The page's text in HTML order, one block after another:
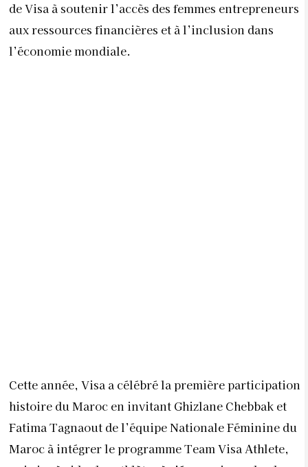
de Visa à soutenir l’accès des femmes entrepreneurs
aux ressources financières et à l’inclusion dans
l’économie mondiale.
Cette année, Visa a célébré la première participation
histoire du Maroc en invitant Ghizlane Chebbak et
Fatima Tagnaout de l’équipe Nationale Féminine du
Maroc à intégrer le programme Team Visa Athlete,